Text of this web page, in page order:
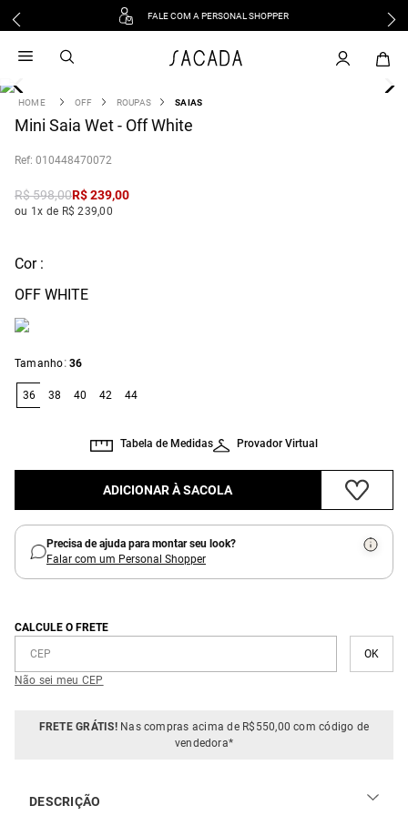
FALE COM A PERSONAL SHOPPER
OFF ROUPAS SAIAS
Mini Saia Wet - Off White
: 010448470072
R$598,00R$239,00
ou 1x de R$ 239,00
Cor :
OFF WHITE
Tamanho: 36
36 38 40 42 44
Provador Virtual
Tabela de Medidas
ADICIONAR À SACOLA
Precisa de ajuda para montar seu look?
Falar com um Personal Shopper
CALCULE O FRETE
Não sei meu CEP
FRETE GRÁTIS!Nas compras acima de R$550,00 com código de
vendedora*
DESCRIÇÃO
vestido
3 º blusa
º tricot
º macacão